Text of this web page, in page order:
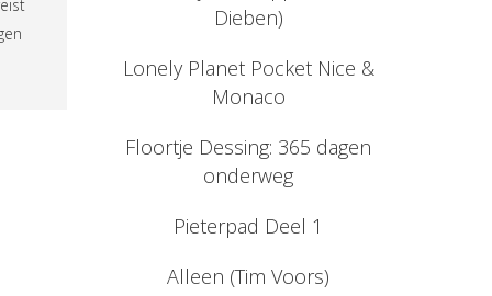
Dieben)
Lonely Planet Pocket Nice &
Monaco
Floortje Dessing: 365 dagen
onderweg
Pieterpad Deel 1
Alleen (Tim Voors)